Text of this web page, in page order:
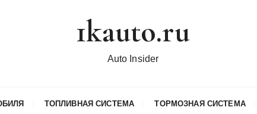
1kauto.ru
Auto Insider
ТОПЛИВНАЯ СИСТЕМА ТОРМОЗНАЯ СИСТЕМА